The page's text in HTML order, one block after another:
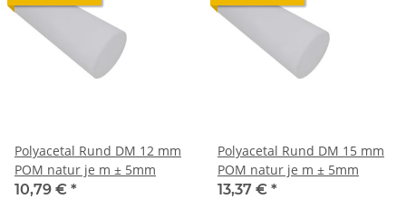
Polyacetal Rund DM 12 mm
POM natur je m ± 5mm
10,79 € *
Polyacetal Rund DM 15 mm
POM natur je m ± 5mm
13,37 € *